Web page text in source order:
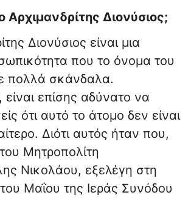
Αρχιμανδρίτης Διονύσιος;
Διονύσιος είναι μια
που το όνομα του
πολλά σκάνδαλα.
επίσης αδύνατο να
ότι αυτό το άτομο δεν είναι
Διότι αυτός ήταν που,
Μητροπολίτη
Νικολάου, εξελέγη στη
Μαΐου της Ιεράς Συνόδου